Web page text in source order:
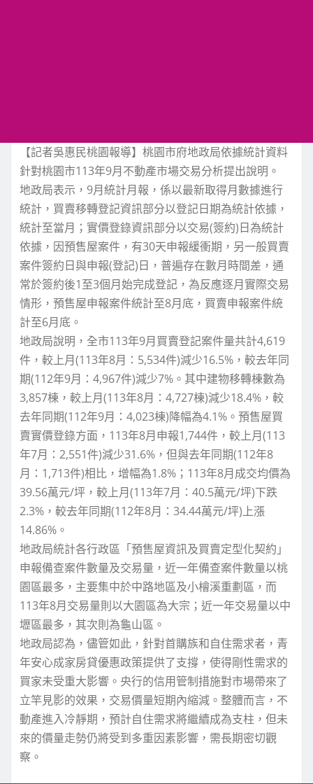
【記者吳惠民桃園報導】桃園市府地政局依據統計資料
針對桃園市113年9月不動產市場交易分析提出說明。
地政局表示，9月統計月報，係以最新取得月數據進行
統計，買賣移轉登記資訊部分以登記日期為統計依據，
統計至當月；實價登錄資訊部分以交易(簽約)日為統計
依據，因預售屋案件，有30天申報緩衝期，另一般買賣
案件簽約日與申報(登記)日，普遍存在數月時間差，通
常於簽約後1至3個月始完成登記，為反應逐月實際交易
情形，預售屋申報案件統計至8月底，買賣申報案件統
計至6月底。
地政局說明，全市113年9月買賣登記案件量共計4,619
件，較上月(113年8月：5,534件)減少16.5%，較去年同
期(112年9月：4,967件)減少7%。其中建物移轉棟數為
3,857棟，較上月(113年8月：4,727棟)減少18.4%，較
去年同期(112年9月：4,023棟)降幅為4.1%。預售屋買
賣實價登錄方面，113年8月申報1,744件，較上月(113
年7月：2,551件)減少31.6%，但與去年同期(112年8
月：1,713件)相比，增幅為1.8%；113年8月成交均價為
39.56萬元/坪，較上月(113年7月：40.5萬元/坪)下跌
2.3%，較去年同期(112年8月：34.44萬元/坪)上漲
14.86%。
地政局統計各行政區「預售屋資訊及買賣定型化契約」
申報備查案件數量及交易量，近一年備查案件數量以桃
園區最多，主要集中於中路地區及小檜溪重劃區，而
113年8月交易量則以大園區為大宗；近一年交易量以中
壢區最多，其次則為龜山區。
地政局認為，儘管如此，針對首購族和自住需求者，青
年安心成家房貸優惠政策提供了支撐，使得剛性需求的
買家未受重大影響。央行的信用管制措施對市場帶來了
立竿見影的效果，交易價量短期內縮減。整體而言，不
動產進入冷靜期，預計自住需求將繼續成為支柱，但未
來的價量走勢仍將受到多重因素影響，需長期密切觀
察。